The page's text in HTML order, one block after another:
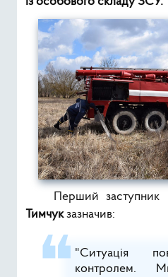
Перший
Тимчукзазначив:
"Ситуація
контролем.